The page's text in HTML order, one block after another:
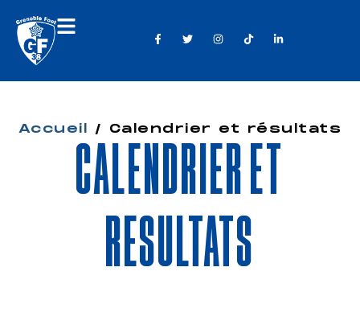
Accueil / Calendrier et résultats
Calendrier et
résultats